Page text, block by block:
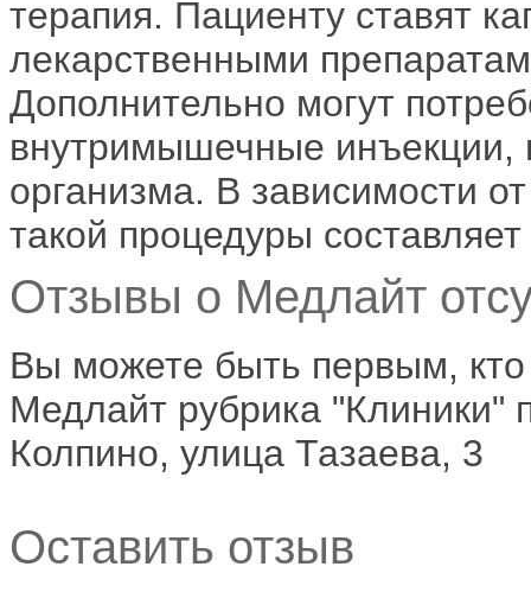
терапия. Пациенту ставят
лекарственными
Дополнительно могут
внутримышечные инъекции,
организма. В зависимости
такой процедуры
Отзывы о Медлайт
Вы можете быть первым,
Медлайт рубрика "Клиники"
Колпино, улица Тазаева, 3
Оставить отзыв